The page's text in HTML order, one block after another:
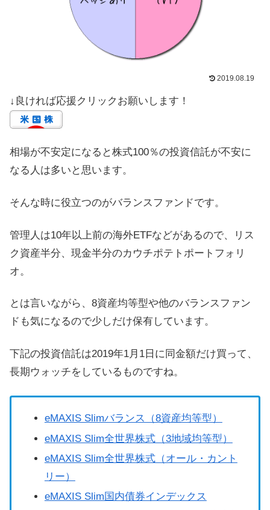
2019.08.19
↓良ければ応援クリックお願いします！
相場が不安定になると株式100％の投資信託が不安に
なる人は多いと思います。
そんな時に役立つのがバランスファンドです。
管理人は10年以上前の海外ETFなどがあるので、リス
ク資産半分、現金半分のカウチポテトポートフォリ
オ。
とは言いながら、8資産均等型や他のバランスファン
ドも気になるので少しだけ保有しています。
下記の投資信託は2019年1月1日に同金額だけ買って、
長期ウォッチをしているものですね。
eMAXIS Slimバランス（8資産均等型）
eMAXIS Slim全世界株式（3地域均等型）
eMAXIS Slim全世界株式（オール・カント
リー）
eMAXIS Slim国内債券インデックス